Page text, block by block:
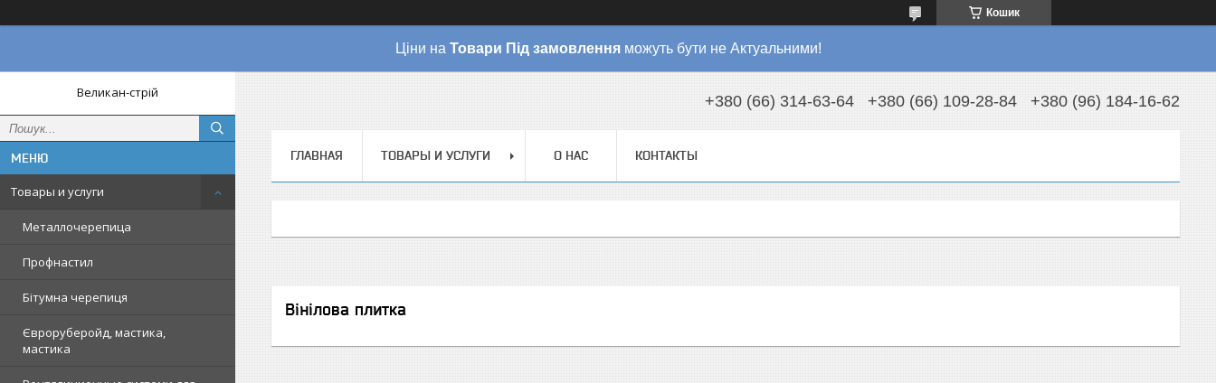
Кошик
Ціни на Товари Під замовлення можуть бути не Актуальними!
Великан-стрій
Товары и услуги
Металлочерепица
Профнастил
Бітумна черепиця
Євроруберойд, мастика,
мастика
+380 (66) 314-63-64 +380 (66) 109-28-84 +380 (96) 184-16-62
ГЛАВНАЯ ТОВАРЫ И УСЛУГИ О НАС КОНТАКТЫ
Вінілова плитка